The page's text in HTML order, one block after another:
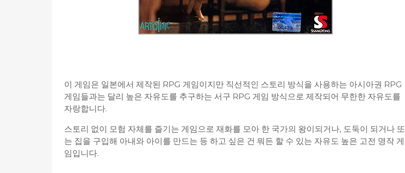
이 게임은 일본에서 제작된 RPG 게임이지만 직선적인 스토리 방식을 사용하는 아시아권 RPG
게임들과는 달리 높은 자유도를 추구하는 서구 RPG 게임 방식으로 제작되어 무한한 자유도를
자랑합니다.
스토리 없이 모험 자체를 즐기는 게임으로 재화를 모아 한 국가의 왕이되거나, 도둑이 되거나 또
는 집을 구입해 아내와 아이를 만드는 등 하고 싶은 건 뭐든 할 수 있는 자유도 높은 고전 명작 게
임입니다.